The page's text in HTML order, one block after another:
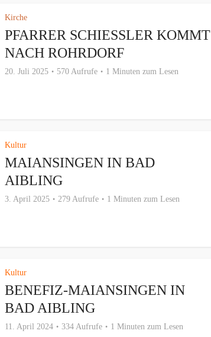
Kirche
PFARRER SCHIESSLER KOMMT N
ACH ROHRDORF
20. Juli 2025 570 Aufrufe 1 Minuten zum Lesen
Kultur
MAIANSINGEN IN BAD
AIBLING
3. April 2025 279 Aufrufe 1 Minuten zum Lesen
Kultur
BENEFIZ-MAIANSINGEN IN
BAD AIBLING
11. April 2024 334 Aufrufe 1 Minuten zum Lesen